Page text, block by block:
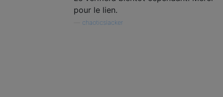
pour le lien.
chaoticslacker